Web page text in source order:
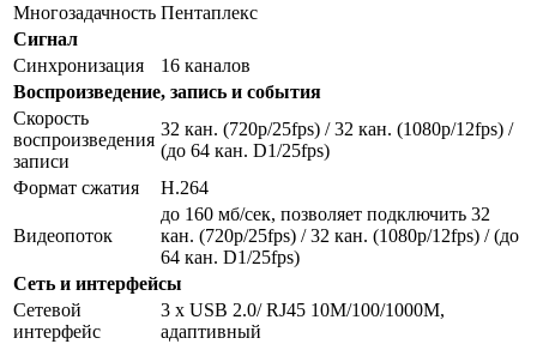
Многозадачность Пентаплекс
Сигнал
Синхронизация
16 каналов
Воспроизведение, запись и события
Скорость
воспроизведения
записи
32 кан. (720p/25fps) / 32 кан. (1080p/12fps) /
(до 64 кан. D1/25fps)
Формат сжатия
H.264
Видеопоток
до 160 мб/сек, позволяет подключить 32
кан. (720p/25fps) / 32 кан. (1080p/12fps) / (до
64 кан. D1/25fps)
Сеть и интерфейсы
Сетевой
интерфейс
3 х USB 2.0/ RJ45 10M/100/1000M,
адаптивный